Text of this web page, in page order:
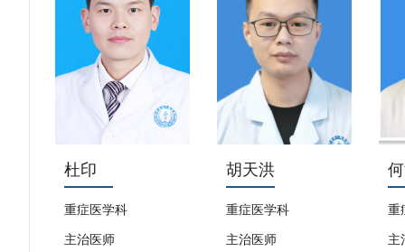
杜印
重症医学科
主治医师
胡天洪
重症医学科
主治医师
重
主